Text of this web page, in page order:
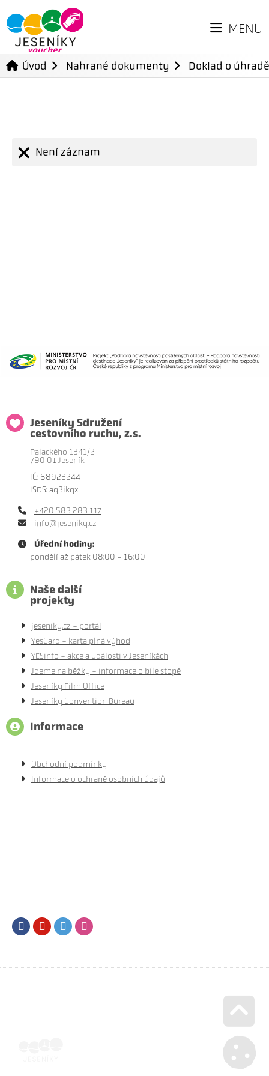
MENU
Úvod Nahrané dokumenty Doklad o
Není záznam
Jeseníky Sdružení
cestovního ruchu, z.s.
Palackého 1341/2
790 01 Jeseník
IČ: 68923244
ISDS: aq3ikqx
+420 583 283 117
info@jeseniky.cz
Úřední hodiny:
pondělí až pátek 08:00 - 16:00
Naše další
projekty
jeseniky.cz - portál
YesCard - karta plná výhod
YESinfo - akce a události v Jeseníkách
Jdeme na běžky - informace o bíle stopě
Jeseníky Film Office
Jeseníky Convention Bureau
Informace
Obchodní podmínky
Informace o ochraně osobních údajů
FacebookYoutubeTwitter
Go